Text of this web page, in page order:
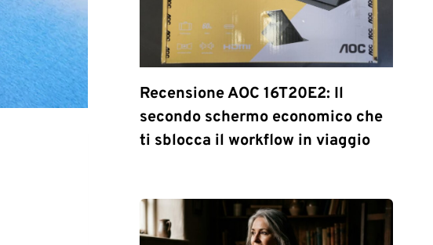
Recensione AOC 16T20E2: Il
secondo schermo economico che
ti sblocca il workflow in viaggio